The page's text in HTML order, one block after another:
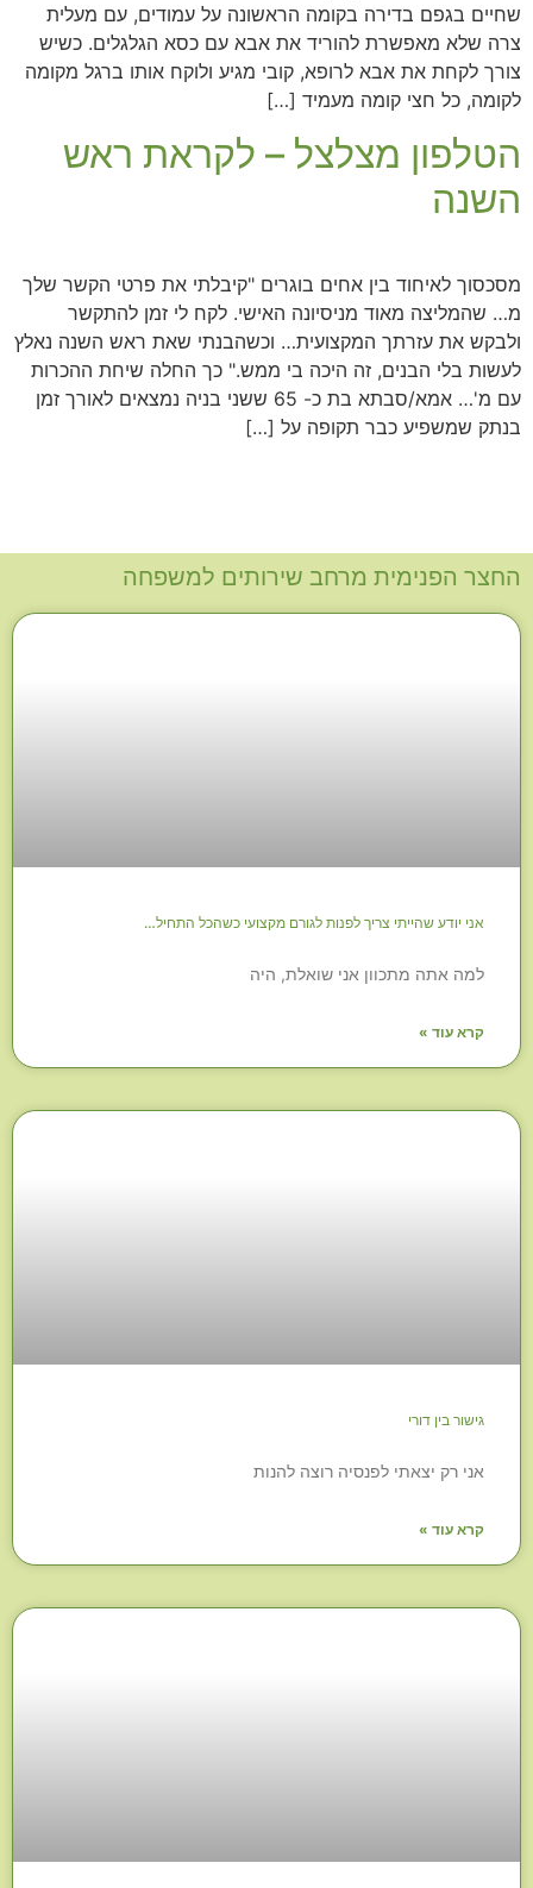
שחיים בגפם בדירה בקומה הראשונה על עמודים, עם מעלית
צרה שלא מאפשרת להוריד את אבא עם כסא הגלגלים. כשיש
צורך לקחת את אבא לרופא, קובי מגיע ולוקח אותו ברגל מקומה
לקומה, כל חצי קומה מעמיד […]
הטלפון מצלצל – לקראת ראש
השנה
מסכסוך לאיחוד בין אחים בוגרים "קיבלתי את פרטי הקשר שלך
מ… שהמליצה מאוד מניסיונה האישי. לקח לי זמן להתקשר
ולבקש את עזרתך המקצועית… וכשהבנתי שאת ראש השנה נאלץ
לעשות בלי הבנים, זה היכה בי ממש." כך החלה שיחת ההכרות
עם מ'… אמא/סבתא בת כ- 65 ששני בניה נמצאים לאורך זמן
בנתק שמשפיע כבר תקופה על […]
החצר הפנימית מרחב שירותים למשפחה
אני יודע שהייתי צריך לפנות לגורם מקצועי כשהכל התחיל…
למה אתה מתכוון אני שואלת, היה
קרא עוד »
גישור בין דורי
אני רק יצאתי לפנסיה רוצה להנות
קרא עוד »